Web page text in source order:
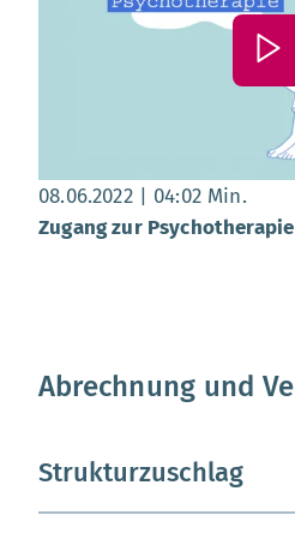
Datum:
08.06.2022 , Dauer:
04:02 Min.04
Zugang zur Psychotherapie
Abrechnung und
Strukturzuschlag